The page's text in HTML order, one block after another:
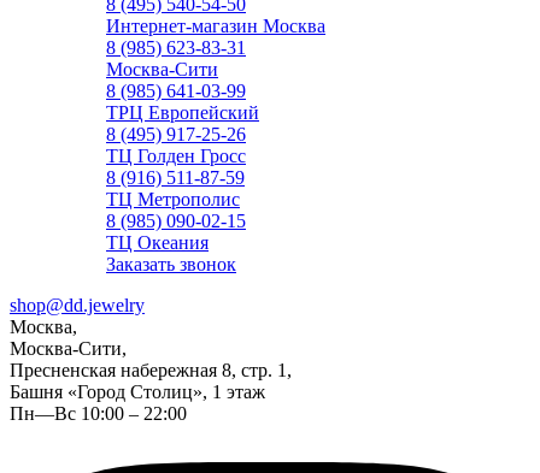
8 (495) 540-54-50
Интернет-магазин Москва
8 (985) 623-83-31
Москва-Сити
8 (985) 641-03-99
ТРЦ Европейский
8 (495) 917-25-26
ТЦ Голден Гросс
8 (916) 511-87-59
ТЦ Метрополис
8 (985) 090-02-15
ТЦ Океания
Заказать звонок
shop@dd.jewelry
Москва,
Москва-Сити,
Пресненская набережная 8, стр. 1,
Башня «Город Столиц», 1 этаж
Пн—Вс 10:00 – 22:00